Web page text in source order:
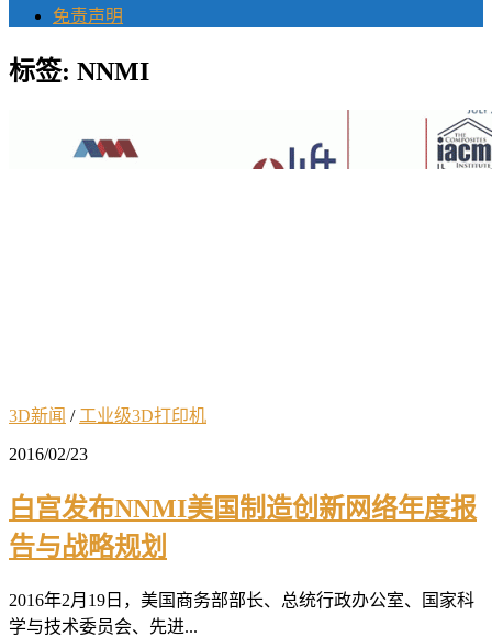
免责声明
标签: NNMI
3D新闻 / 工业级3D打印机
2016/02/23
白宫发布NNMI美国制造创新网络年度报
告与战略规划
2016年2月19日，美国商务部部长、总统行政办公室、国家科
学与技术委员会、先进...